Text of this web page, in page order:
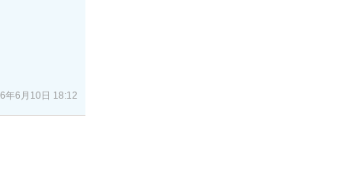
年6月10日 18:12